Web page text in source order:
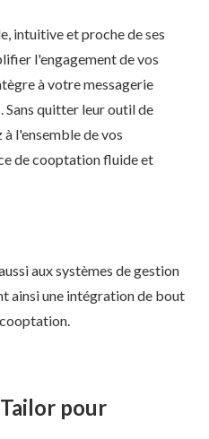
intuitive et proche de ses
l'engagement de vos
à votre messagerie
Sans quitter leur outil de
l'ensemble de vos
de cooptation fluide et
aux systèmes de gestion
ainsi une intégration de bout
pour